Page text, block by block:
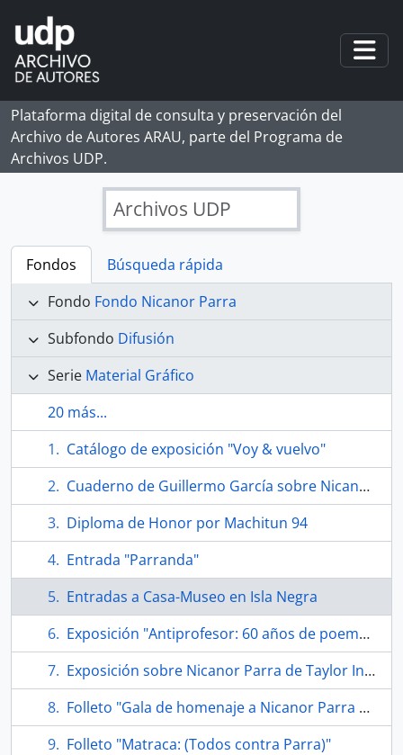
Skip to main content
Plataforma digital de consulta y preservación del
Archivo de Autores ARAU, parte del Programa de
Archivos UDP.
Archivos UDP
Fondos
Búsqueda rápida
Fondo Fondo Nicanor Parra
Subfondo Difusión
Serie Material Gráfico
20 más...
Catálogo de exposición "Voy & vuelvo"
Cuaderno de Guillermo García sobre Nicanor Parra
Diploma de Honor por Machitun 94
Entrada "Parranda"
Entradas a Casa-Museo en Isla Negra
Exposición "Antiprofesor: 60 años de poemas y antipoemas"
Exposición sobre Nicanor Parra de Taylor Institution
Folleto "Gala de homenaje a Nicanor Parra Teatro de la Universidad de Chile"
Folleto "Matraca: (Todos contra Parra)"